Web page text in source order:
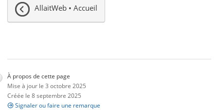
AllaitWeb • Accueil
À propos de cette page
Mise à jour le 3 octobre 2025
Créée le 8 septembre 2025
Signaler ou faire une remarque